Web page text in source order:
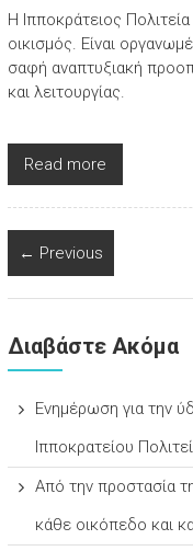
Η Ιπποκράτειος
οικισμός. Είναι
σαφή αναπτυξιακή
και λειτουργίας.
Read more
← Previous
Διαβάστε Ακόμα
Ενημέρωση για την
Ιπποκρατείου
Από την προστασία
κάθε οικόπεδο και